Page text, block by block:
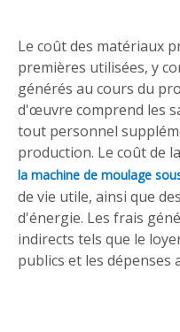
Le coût des matériaux
premières utilisées, y
générés au cours du
d'œuvre comprend les
tout personnel
production. Le coût de
la machine de moulage
de vie utile, ainsi que
d'énergie. Les frais
indirects tels que le
publics et les dépenses